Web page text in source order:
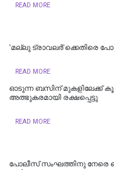
READ MORE
'മല്ലു ട്രാവലർ'ക്കെതിരെ
READ MORE
ഓടുന്ന ബസിന് മുകളിലേക്ക്
അത്ഭുകരമായി രക്ഷപ്പെട്ടു
READ MORE
പോലീസ് സംഘത്തിനു നേരെ